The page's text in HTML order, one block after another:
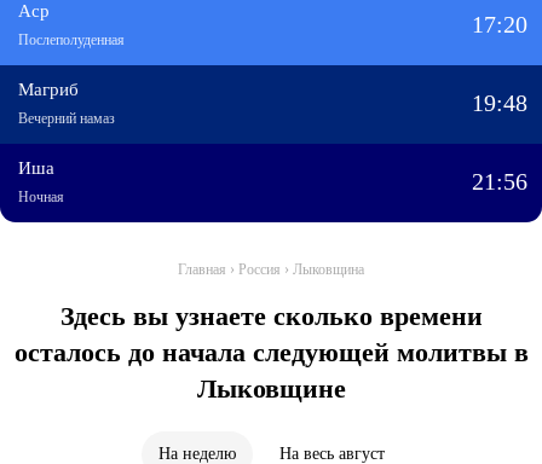
Аср
Послеполуденная
17:20
Магриб
Вечерний намаз
19:48
Иша
Ночная
21:56
Главная › Россия › Лыковщина
Здесь вы узнаете сколько времени
осталось до начала следующей молитвы в
Лыковщине
На неделю На весь август